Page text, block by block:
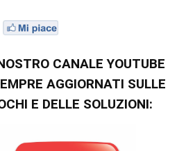
CANALE YOUTUBE
AGGIORNATI SULLE
E DELLE SOLUZIONI: